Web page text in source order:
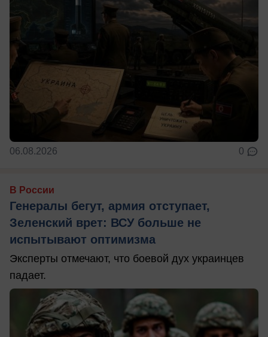
06.08.2026 0
В России
Генералы бегут, армия отступает,
Зеленский врет: ВСУ больше не
испытывают оптимизма
Эксперты отмечают, что боевой дух украинцев
падает.